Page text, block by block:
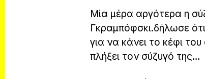
Μία μέρα αργότερα η
Γκραμπόφσκι.δήλωσε
για να κάνει το κέφι του
πλήξει τον σύζυγό της…